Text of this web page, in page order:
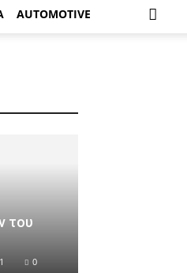
AUTOMOTIVE
του
0